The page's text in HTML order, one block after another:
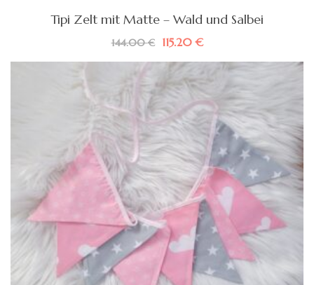
Tipi Zelt mit Matte – Wald und Salbei
144.00€
Ursprünglicher
war:
144.00 €
115.20€Aktueller
ist:
115.20 €.